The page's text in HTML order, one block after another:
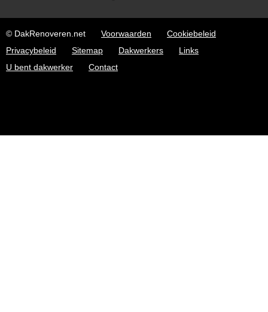
© DakRenoveren.net Voorwaarden
Cookiebeleid
Privacybeleid
Sitemap Dakwerkers
Links
U bent dakwerker
Contact